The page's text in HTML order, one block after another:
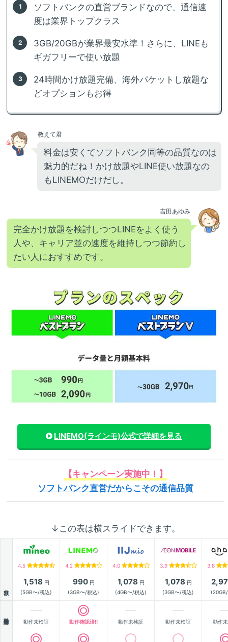
ソフトバンクの直営ブランドなので、通信速
度は業界トップクラス
3GB/20GBが業界最安水準！さらに、LINEも
ギガフリーで使い放題
24時間かけ放題完備、海外パケットし放題な
どオプションもお得
教えて君
料金は安くてソフトバンク同等の品質なのは
魅力的だね！かけ放題やLINE使い放題なの
もLINEMOだけだし。
吉田あゆみ
完全かけ放題を検討しつつLINEをよく使う
人や、キャリア並の速度を維持しつつ節約し
たい人におすすめです。
LINEMO(ラインモ)公式で詳細を見る
【キャンペーン実施中！】
ソフトバンク直営だからこその通信品質
↓この表は横スライドできます。
4.5 4.2 4.0 3.9 3.8
1,518 円
(5GB〜/税込)
990円
(3GB〜/税込)
1,078 円
(4GB〜/税込)
1,078 円
(3GB〜/税込)
動作未検証 動作確認済!! 動作未検証 動作未検証 動作